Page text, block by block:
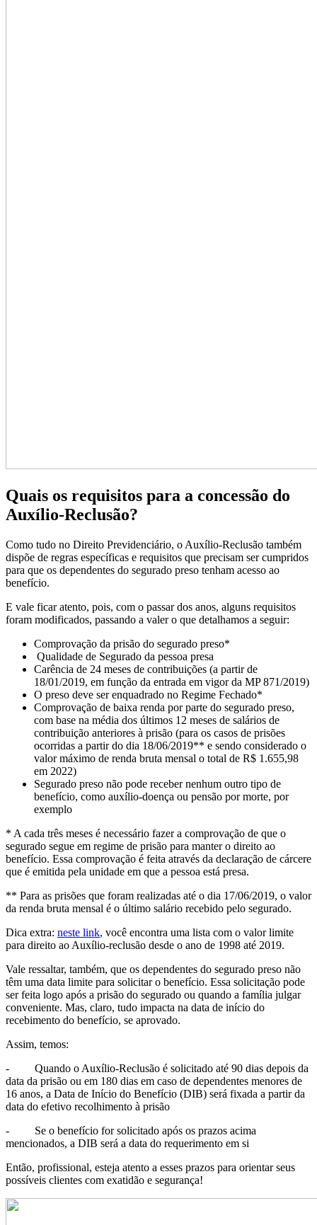
Quais os requisitos para a concessão do
Auxílio-Reclusão?
Como tudo no Direito Previdenciário, o Auxílio-Reclusão também
dispõe de regras específicas e requisitos que precisam ser cumpridos
para que os dependentes do segurado preso tenham acesso ao
benefício.
E vale ficar atento, pois, com o passar dos anos, alguns requisitos
foram modificados, passando a valer o que detalhamos a seguir:
Comprovação da prisão do segurado preso*
Qualidade de Segurado da pessoa presa
Carência de 24 meses de contribuições (a partir de
18/01/2019, em função da entrada em vigor da MP 871/2019)
O preso deve ser enquadrado no Regime Fechado*
Comprovação de baixa renda por parte do segurado preso,
com base na média dos últimos 12 meses de salários de
contribuição anteriores à prisão (para os casos de prisões
ocorridas a partir do dia 18/06/2019** e sendo considerado o
valor máximo de renda bruta mensal o total de R$ 1.655,98
em 2022)
Segurado preso não pode receber nenhum outro tipo de
benefício, como auxílio-doença ou pensão por morte, por
exemplo
* A cada três meses é necessário fazer a comprovação de que o
segurado segue em regime de prisão para manter o direito ao
benefício. Essa comprovação é feita através da declaração de cárcere
que é emitida pela unidade em que a pessoa está presa.
** Para as prisões que foram realizadas até o dia 17/06/2019, o valor
da renda bruta mensal é o último salário recebido pelo segurado.
Dica extra: neste link, você encontra uma lista com o valor limite
para direito ao Auxílio-reclusão desde o ano de 1998 até 2019.
Vale ressaltar, também, que os dependentes do segurado preso não
têm uma data limite para solicitar o benefício. Essa solicitação pode
ser feita logo após a prisão do segurado ou quando a família julgar
conveniente. Mas, claro, tudo impacta na data de início do
recebimento do benefício, se aprovado.
Assim, temos:
- Quando o Auxílio-Reclusão é solicitado até 90 dias depois da
data da prisão ou em 180 dias em caso de dependentes menores de
16 anos, a Data de Início do Benefício (DIB) será fixada a partir da
data do efetivo recolhimento à prisão
- Se o benefício for solicitado após os prazos acima
mencionados, a DIB será a data do requerimento em si
Então, profissional, esteja atento a esses prazos para orientar seus
possíveis clientes com exatidão e segurança!